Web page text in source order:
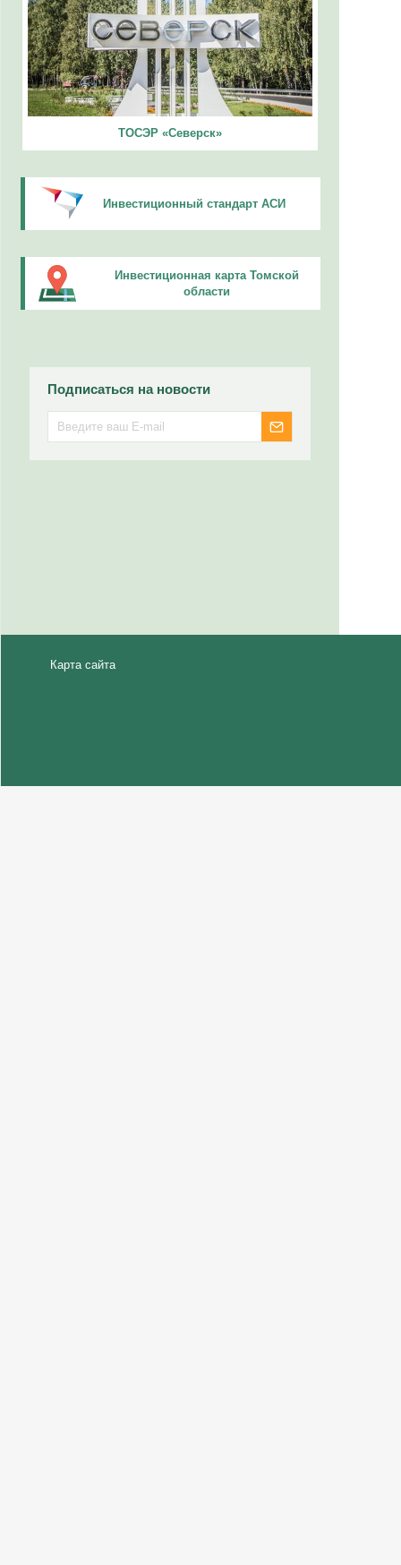
ТОСЭР «Северск»
Инвестиционный стандарт АСИ
Инвестиционная карта Томской
области
Подписаться на новости
Карта сайта